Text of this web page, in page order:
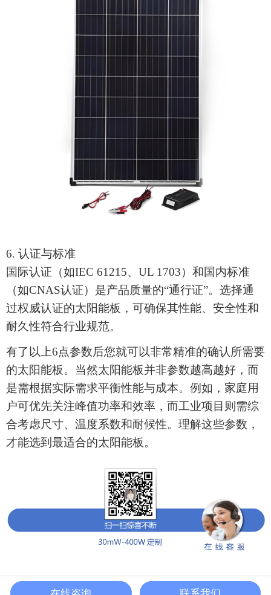
6. 认证与标准
国际认证（如IEC 61215、UL 1703）和国内标准
（如CNAS认证）是产品质量的“通行证”。选择通
过权威认证的太阳能板 ，可确保其性能、安全性和
耐久性符合行业规范。
有了以上6点参数后您就可以非常精准的确认所需要
的太阳能板。 当然太阳能板并非参数越高越好，而
是需根据实际需求平衡性能与成本。例如，家庭用
户可优先关注峰值功率和效率，而工业项目则需综
合考虑尺寸、温度系数和耐候性。理解这些参数，
才能选到最适合的太阳能板。